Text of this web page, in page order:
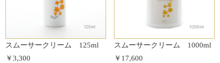
スムーサークリーム 125ml
￥3,300
スムーサークリーム 1000ml
￥17,600